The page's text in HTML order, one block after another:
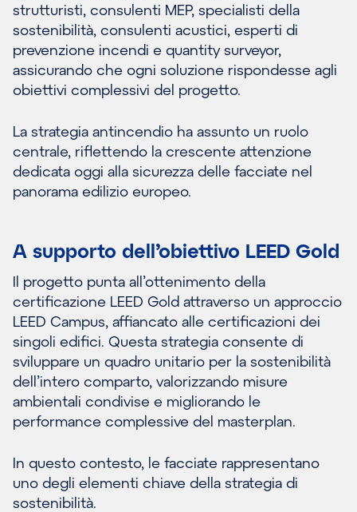
strutturisti, consulenti MEP, specialisti della
sostenibilità, consulenti acustici, esperti di
prevenzione incendi e quantity surveyor,
assicurando che ogni soluzione rispondesse agli
obiettivi complessivi del progetto.
La strategia antincendio ha assunto un ruolo
centrale, riflettendo la crescente attenzione
dedicata oggi alla sicurezza delle facciate nel
panorama edilizio europeo.
A supporto dell’obiettivo LEED Gold
Il progetto punta all’ottenimento della
certificazione LEED Gold attraverso un approccio
LEED Campus, affiancato alle certificazioni dei
singoli edifici. Questa strategia consente di
sviluppare un quadro unitario per la sostenibilità
dell’intero comparto, valorizzando misure
ambientali condivise e migliorando le
performance complessive del masterplan.
In questo contesto, le facciate rappresentano
uno degli elementi chiave della strategia di
sostenibilità.